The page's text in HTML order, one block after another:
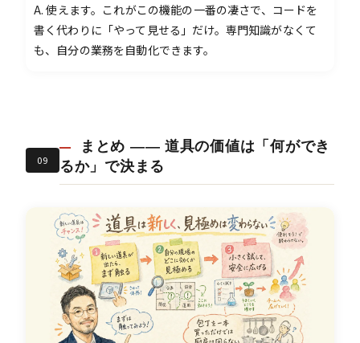
A. 使えます。これがこの機能の一番の凄さで、コードを
書く代わりに「やって見せる」だけ。専門知識がなくて
も、自分の業務を自動化できます。
09
まとめ —— 道具の価値は「何ができ
るか」で決まる